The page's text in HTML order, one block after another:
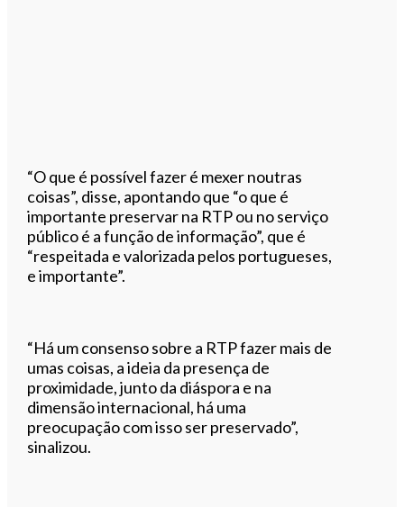
“O que é possível fazer é mexer noutras
coisas”, disse, apontando que “o que é
importante preservar na RTP ou no serviço
público é a função de informação”, que é
“respeitada e valorizada pelos portugueses,
e importante”.
“Há um consenso sobre a RTP fazer mais de
umas coisas, a ideia da presença de
proximidade, junto da diáspora e na
dimensão internacional, há uma
preocupação com isso ser preservado”,
sinalizou.